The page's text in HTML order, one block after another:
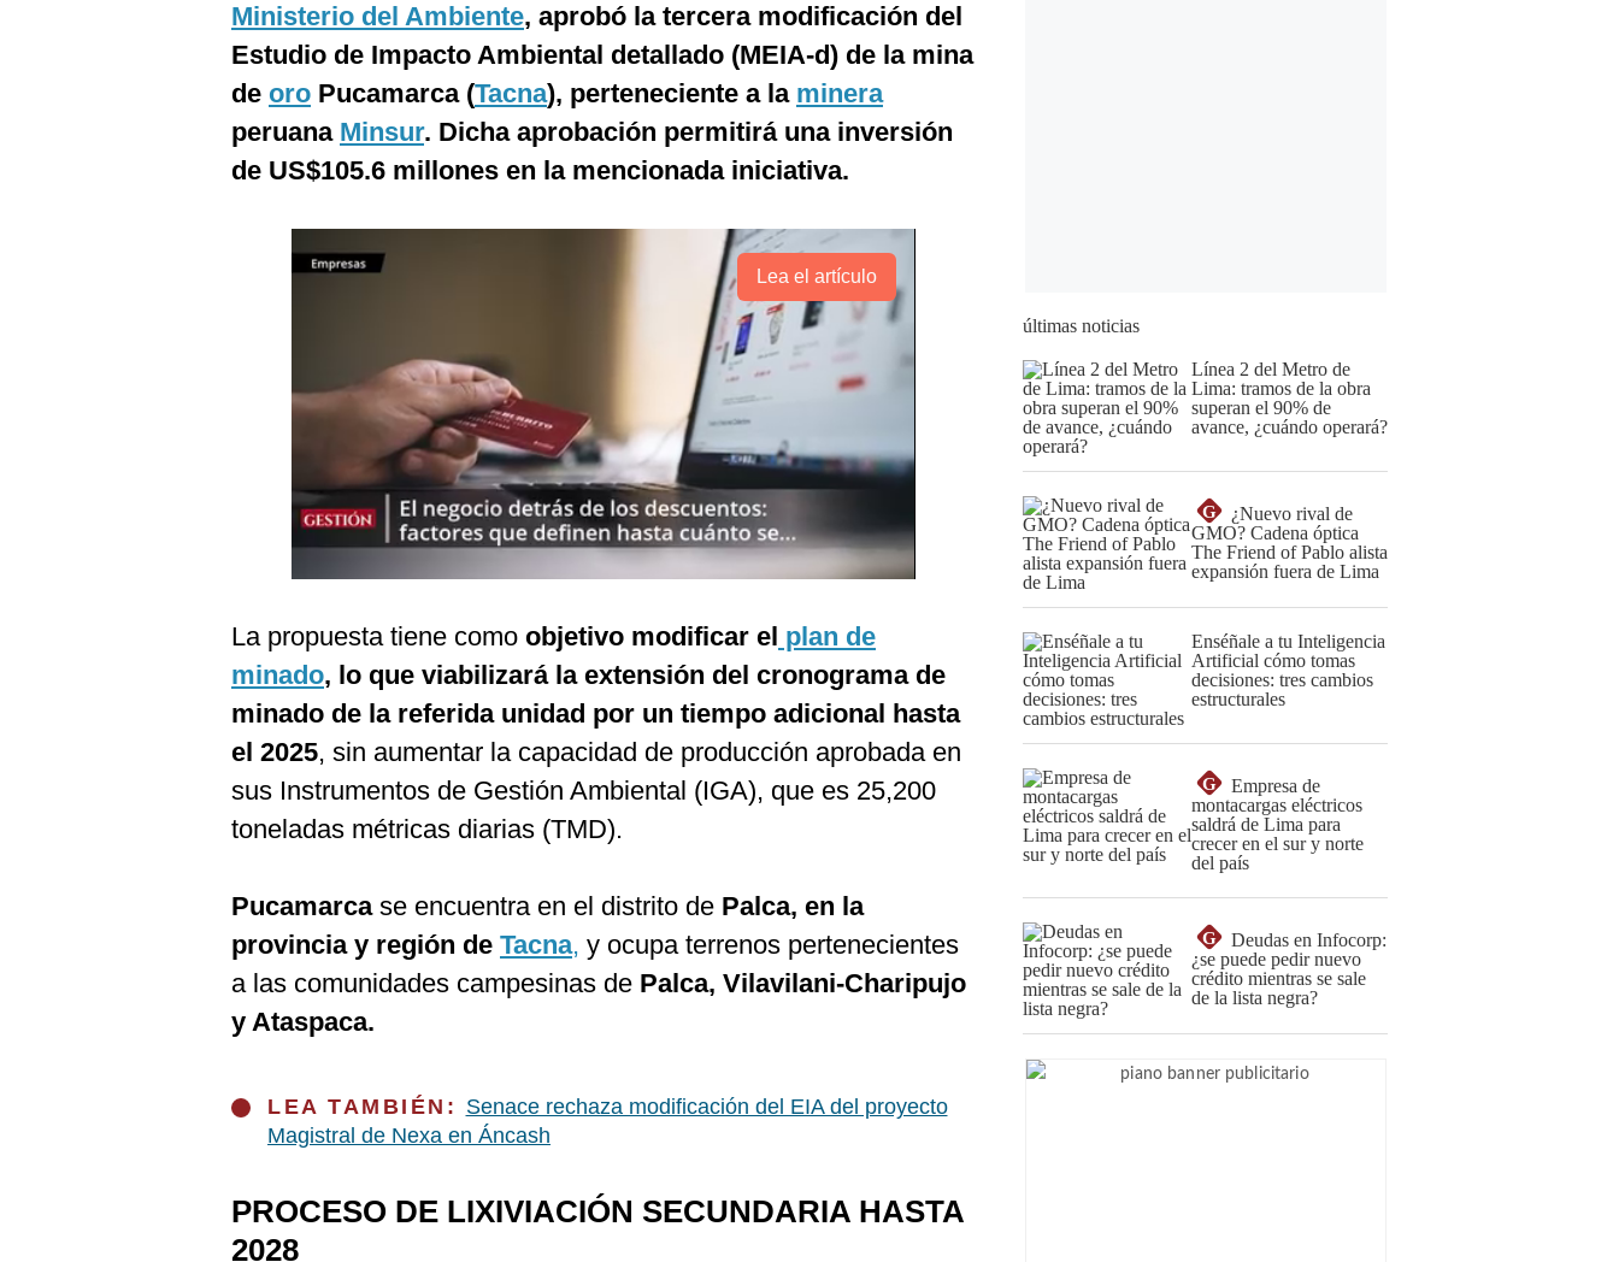
Ministerio del Ambiente, aprobó la tercera modificación del
Estudio de Impacto Ambiental detallado (MEIA-d) de la mina
de oro Pucamarca (Tacna), perteneciente a la minera
peruana Minsur. Dicha aprobación permitirá una inversión
de US$105.6 millones en la mencionada iniciativa.
Lea el artículo
La propuesta tiene como objetivo modificar el plan de
minado, lo que viabilizará la extensión del cronograma de
minado de la referida unidad por un tiempo adicional hasta
el 2025, sin aumentar la capacidad de producción aprobada en
sus Instrumentos de Gestión Ambiental (IGA), que es 25,200
toneladas métricas diarias (TMD).
Pucamarca se encuentra en el distrito de Palca, en la
provincia y región de Tacna, y ocupa terrenos pertenecientes
a las comunidades campesinas de Palca, Vilavilani-Charipujo
y Ataspaca.
LEA TAMBIÉN: Senace rechaza modificación del EIA del proyecto
Magistral de Nexa en Áncash
PROCESO DE LIXIVIACIÓN SECUNDARIA HASTA
2028
últimas noticias
Línea 2 del Metro de
Lima: tramos de la obra
superan el 90% de
avance, ¿cuándo operará?
G
¿Nuevo rival de
GMO? Cadena óptica
The Friend of Pablo alista
expansión fuera de Lima
Enséñale a tu Inteligencia
Artificial cómo tomas
decisiones: tres cambios
estructurales
G
Empresa de
montacargas eléctricos
saldrá de Lima para
crecer en el sur y norte
del país
G
Deudas en Infocorp:
¿se puede pedir nuevo
crédito mientras se sale
de la lista negra?